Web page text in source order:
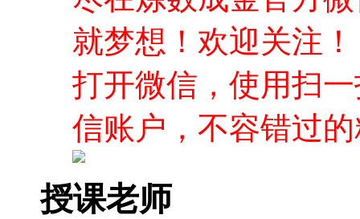
就梦想！欢迎关注！
打开微信，使用扫
信账户，不容错过
授课老师